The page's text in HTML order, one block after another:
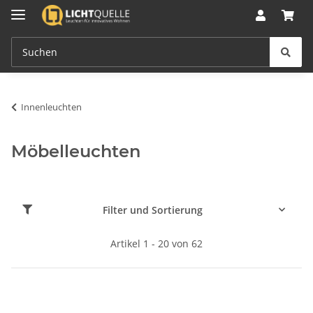
Innenleuchten
Möbelleuchten
Filter und Sortierung
Artikel 1 - 20 von 62